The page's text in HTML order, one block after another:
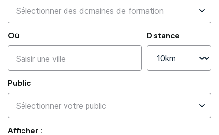
Où Distance
Public
Afficher :